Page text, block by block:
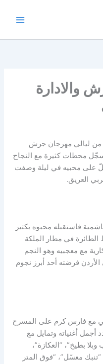
والادارة
من ليالي مهرجان جرش
سجّل محطات كثيرة مع النجاح
على محبيه في ليلة وصفت
العريق.
فاستقبله محبوه بكثير
في مطار الملكة
مع معجبيه وهو النجم
فرضته أحد أبرز نجوم
مع فارس كرم على المسرح
أغنياته وتمايل مع
بطيخ”، “العكازة”،
معسّل”، “فوق المتر